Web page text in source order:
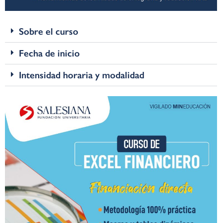
Sobre el curso
Fecha de inicio
Intensidad horaria y modalidad